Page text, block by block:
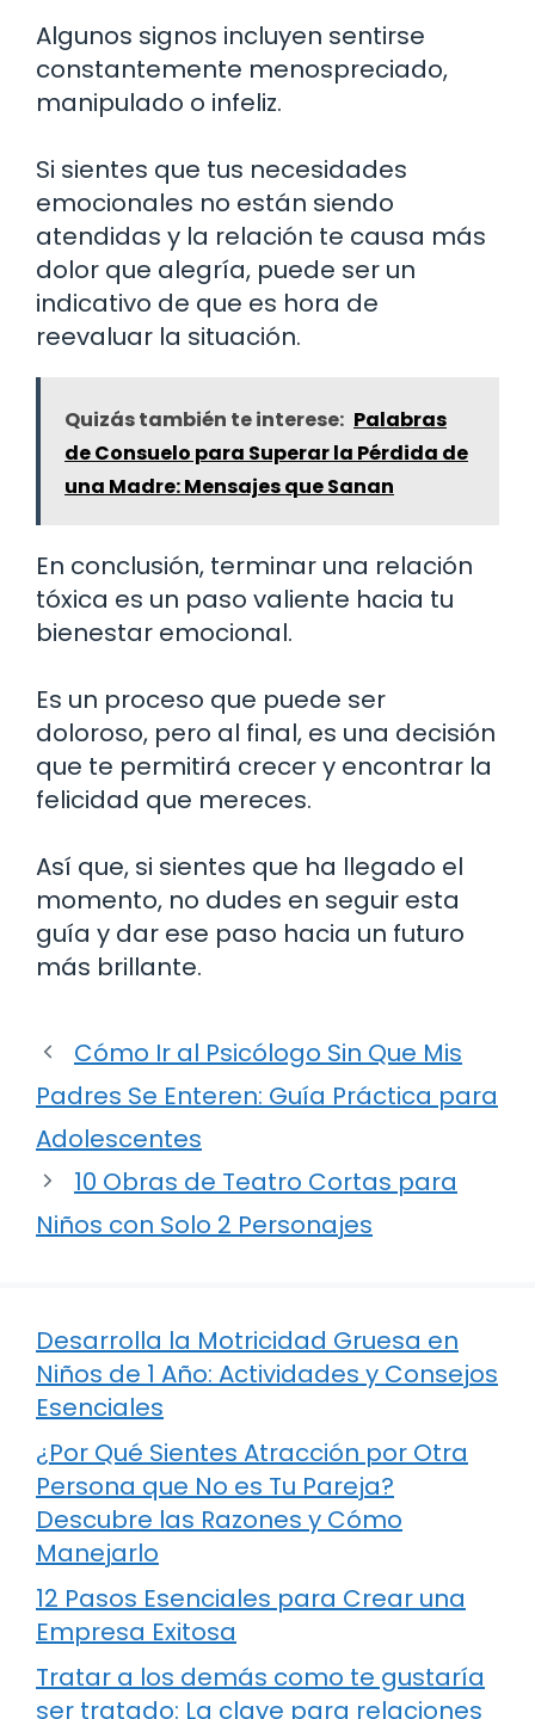
Algunos signos incluyen sentirse
constantemente menospreciado,
manipulado o infeliz.
Si sientes que tus necesidades
emocionales no están siendo
atendidas y la relación te causa más
dolor que alegría, puede ser un
indicativo de que es hora de
reevaluar la situación.
Quizás también te interese: Palabras
de Consuelo para Superar la Pérdida de
una Madre: Mensajes que Sanan
En conclusión, terminar una relación
tóxica es un paso valiente hacia tu
bienestar emocional.
Es un proceso que puede ser
doloroso, pero al final, es una decisión
que te permitirá crecer y encontrar la
felicidad que mereces.
Así que, si sientes que ha llegado el
momento, no dudes en seguir esta
guía y dar ese paso hacia un futuro
más brillante.
Cómo Ir al Psicólogo Sin Que Mis
Padres Se Enteren: Guía Práctica para
Adolescentes
10 Obras de Teatro Cortas para
Niños con Solo 2 Personajes
Desarrolla la Motricidad Gruesa en
Niños de 1 Año: Actividades y Consejos
Esenciales
¿Por Qué Sientes Atracción por Otra
Persona que No es Tu Pareja?
Descubre las Razones y Cómo
Manejarlo
12 Pasos Esenciales para Crear una
Empresa Exitosa
Tratar a los demás como te gustaría
ser tratado: La clave para relaciones